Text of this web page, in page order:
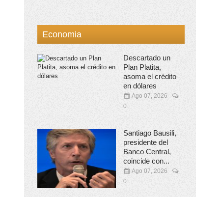
Economia
Descartado un
Plan Platita,
asoma el crédito
en dólares
Ago 07, 2026
0
Santiago Bausili,
presidente del
Banco Central,
coincide con...
Ago 07, 2026
0